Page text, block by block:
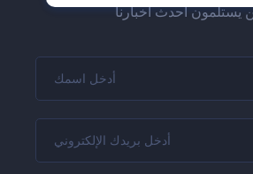
يستلمون أحدث أخبارنا